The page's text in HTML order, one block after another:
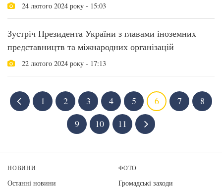
24 лютого 2024 року - 15:03
Зустріч Президента України з главами іноземних
представництв та міжнародних організацій
22 лютого 2024 року - 17:13
1 2 3 4 5 6 7
8
9
10 11
НОВИНИ
Останні новини
ФОТО
Громадські заходи